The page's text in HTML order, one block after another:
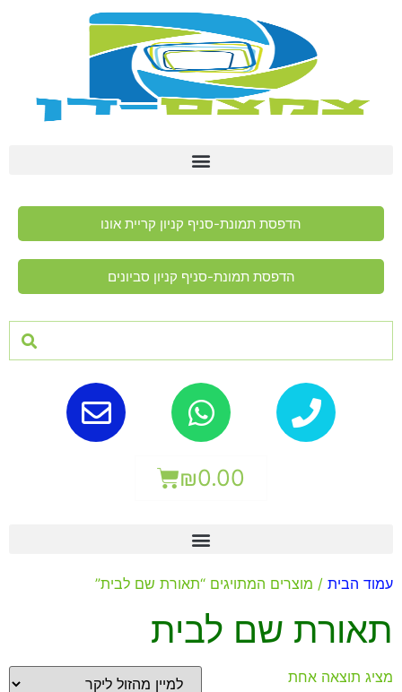
הדפסת תמונת-סניף קניון קריית אונו
הדפסת תמונת-סניף קניון סביונים
₪0.00
עמוד הבית / מוצרים המתויגים “תאורת שם לבית”
תאורת שם לבית
מציג תוצאה אחת